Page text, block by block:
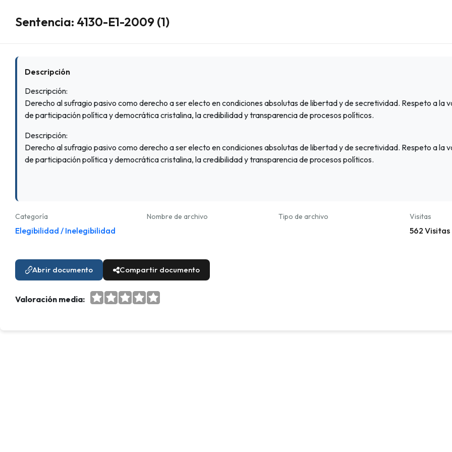
Sentencia: 4130-E1-2009 (1)
Descripción
Descripción:
Derecho al sufragio pasivo como derecho a ser electo en condiciones absolutas de libertad y de secretividad. Respeto a
de participación política y democrática cristalina, la credibilidad y transparencia de procesos políticos.
Descripción:
Derecho al sufragio pasivo como derecho a ser electo en condiciones absolutas de libertad y de secretividad. Respeto a
de participación política y democrática cristalina, la credibilidad y transparencia de procesos políticos.
Categoría
Elegibilidad / Inelegibilidad
Nombre de archivo Tipo de archivo Visitas
562 Visitas
Abrir documento Compartir documento
Valoración media: